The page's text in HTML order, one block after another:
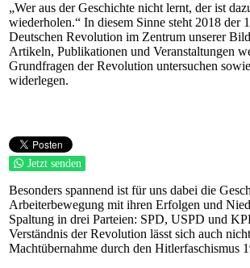
„Wer aus der Geschichte nicht lernt, der ist
wiederholen.“ In diesem Sinne steht 2018 der
Deutschen Revolution im Zentrum unserer
Artikeln, Publikationen und Veranstaltungen
Grundfragen der Revolution untersuchen
widerlegen.
Jetzt senden
Besonders spannend ist für uns dabei die
Arbeiterbewegung mit ihren Erfolgen und
Spaltung in drei Parteien: SPD, USPD und
Verständnis der Revolution lässt sich auch
Machtübernahme durch den Hitlerfaschismus